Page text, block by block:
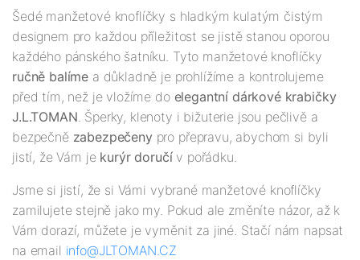
Šedé manžetové knoflíčky s hladkým kulatým čistým
designem pro každou příležitost se jistě stanou oporou
každého pánského šatníku. Tyto manžetové knoflíčky
ručně balíme a důkladně je prohlížíme a kontrolujeme
před tím, než je vložíme do elegantní dárkové krabičky
J.L.TOMAN. Šperky, klenoty i bižuterie jsou pečlivě a
bezpečně zabezpečeny pro přepravu, abychom si byli
jistí, že Vám je kurýr doručív pořádku.
Jsme si jistí, že si Vámi vybrané manžetové knoflíčky
zamilujete stejně jako my. Pokud ale změníte názor, až k
Vám dorazí, můžete je vyměnit za jiné. Stačí nám napsat
na email info@JLTOMAN.CZ